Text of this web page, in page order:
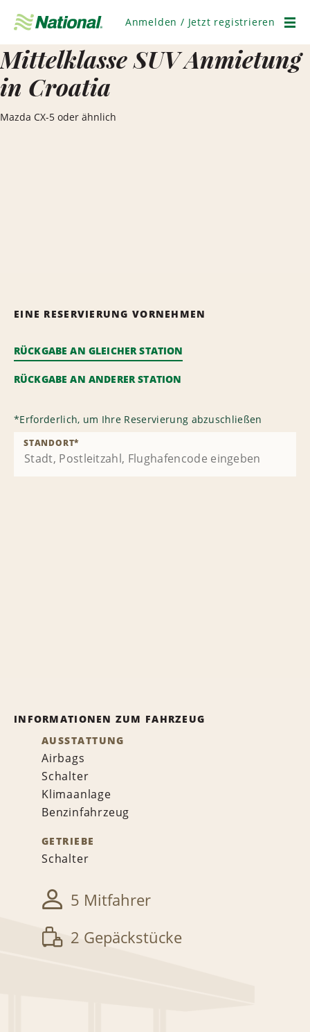
überspringen
Anmelden / Jetzt registrieren
Mittelklasse SUV Anmietung
in Croatia
Mazda CX-5 oder ähnlich
EINE RESERVIERUNG VORNEHMEN
RÜCKGABE AN GLEICHER STATION
RÜCKGABE AN ANDERER STATION
*Erforderlich, um Ihre Reservierung abzuschließen
STANDORT*
INFORMATIONEN ZUM FAHRZEUG
AUSSTATTUNG
Airbags
Schalter
Klimaanlage
Benzinfahrzeug
GETRIEBE
Schalter
5 Mitfahrer
2 Gepäckstücke